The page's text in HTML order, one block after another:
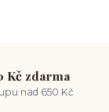
Kč zdarma
nad 650 Kč